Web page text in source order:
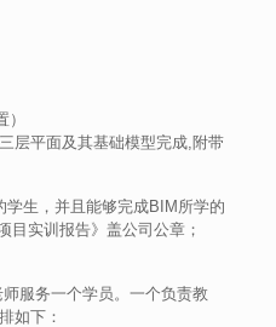
层平面及其基础模型完成,附带
生，并且能够完成BIM所学的
目实训报告》盖公司公章；
服务一个学员。一个负责教
如下：